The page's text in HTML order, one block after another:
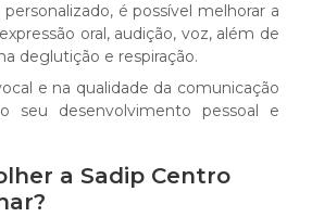
é possível melhorar a
oral, audição, voz, além de
deglutição e respiração.
e na qualidade da comunicação
seu desenvolvimento pessoal e
a Sadip Centro